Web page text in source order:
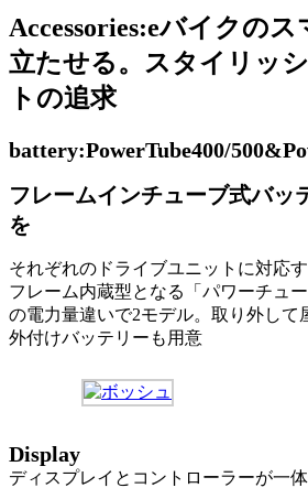
Accessories:eバイクの
立たせる。スタイリッ
トの追求
battery:PowerTube400/
フレームインチューブ式バッ
を
それぞれのドライブユニットに対応
フレーム内蔵型となる「パワーチュ
の電力量違いで2モデル。取り外して
外付けバッテリーも用意
Display
ディスプレイとコントローラーが一